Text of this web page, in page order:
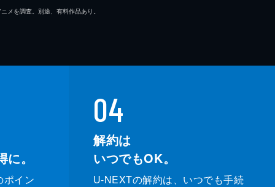
を調査。別途、有料作品あり。
。
ポイン
04
解約は
いつでもOK。
U-NEXTの解約は、いつでも手続